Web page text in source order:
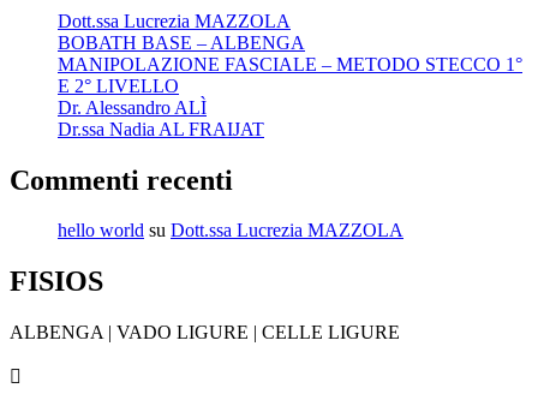
Dott.ssa Lucrezia MAZZOLA
BOBATH BASE – ALBENGA
MANIPOLAZIONE FASCIALE – METODO STECCO 1°
E 2° LIVELLO
Dr. Alessandro ALÌ
Dr.ssa Nadia AL FRAIJAT
Commenti recenti
hello world su Dott.ssa Lucrezia MAZZOLA
FISIOS
ALBENGA | VADO LIGURE | CELLE LIGURE
